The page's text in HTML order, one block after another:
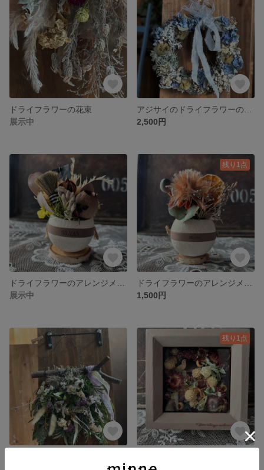
ドライフラワーの花束
展示中
2,500円
展示中
残り1点
1,500円
残り1点